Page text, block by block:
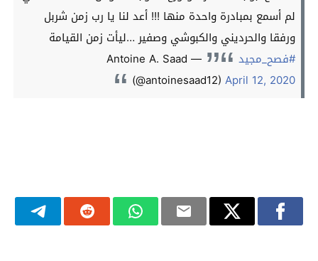
لم أسمع بمبادرة واحدة منها !!! أعد لنا يا رب زمن شربل
ورفقا والحرديني والكبوشي وصفير …ليأت زمن القيامة
#فصح_مجيد
— Antoine A. Saad
(@antoinesaad12) April 12, 2020